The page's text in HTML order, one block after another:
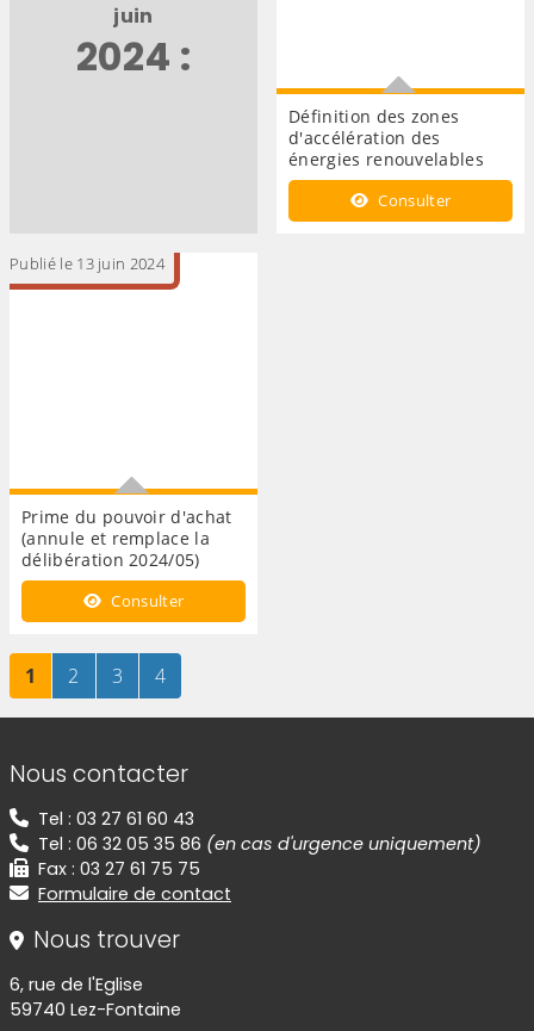
juin
2024 :
Définition des zones
d'accélération des
énergies renouvelables
Définition des zones
d'accélération des énergies
Consulter
Publié le 13 juin 2024
Prime du pouvoir d'achat
(annule et remplace la
délibération 2024/05)
Prime du pouvoir d'achat
(annule et remplace la
Consulter
Page
1 sur 4Page
2 sur 4Page
3sur 4Page
4sur 4
Informations de contact
Nous contacter
Tel : 03 27 61 60 43
Tel : 06 32 05 35 86 (en cas d'urgence uniquement)
Fax : 03 27 61 75 75
Formulaire de contact
Nous trouver
6, rue de l'Eglise
59740 Lez-Fontaine